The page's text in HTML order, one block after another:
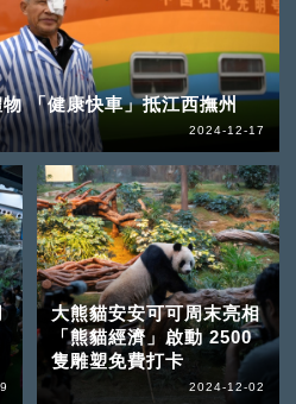
「健康快車」抵江西撫州
2024-12-17
大熊貓安安可可周末亮相
「熊貓經濟」啟動 2500
隻雕塑免費打卡
2024-12-02